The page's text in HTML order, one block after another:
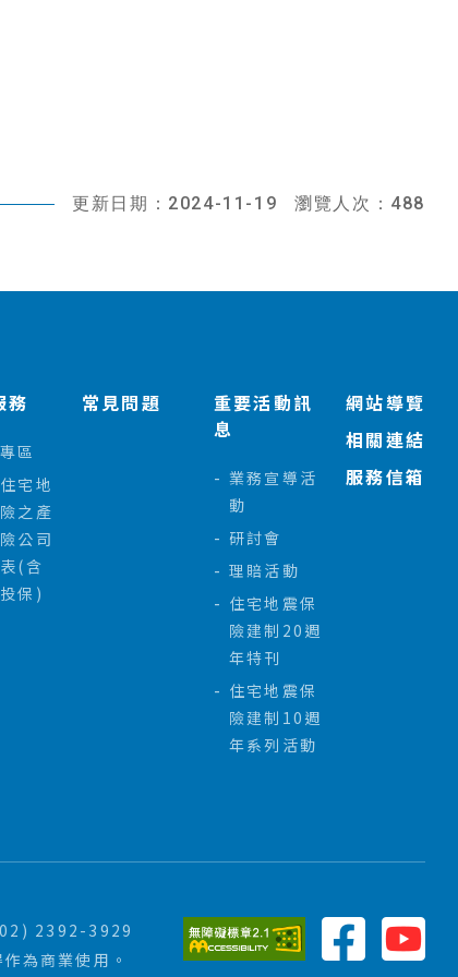
更新日期：2024-11-19 瀏覽人次：488
務
區
宅地
之產
公司
(含
保)
常見問題
重要活動訊
息
業務宣導活
動
研討會
理賠活動
住宅地震保
險建制20週
年特刊
住宅地震保
險建制10週
年系列活動
網站導覽
相關連結
服務信箱
2392-3929
為商業使用。